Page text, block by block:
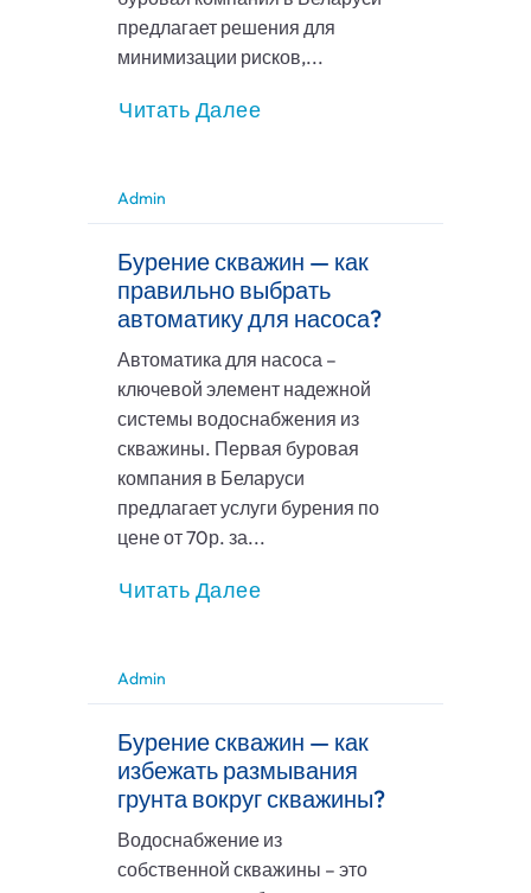
предлагает решения для
минимизации рисков,...
Читать Далее
Admin
Бурение скважин — как
правильно выбрать
автоматику для насоса?
Автоматика для насоса –
ключевой элемент надежной
системы водоснабжения из
скважины. Первая буровая
компания в Беларуси
предлагает услуги бурения по
цене от 70р. за...
Читать Далее
Admin
Бурение скважин — как
избежать размывания
грунта вокруг скважины?
Водоснабжение из
собственной скважины – это